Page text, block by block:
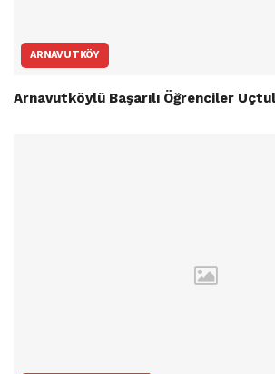
ARNAVUTKÖY
Arnavutköylü Başarılı Öğrenciler